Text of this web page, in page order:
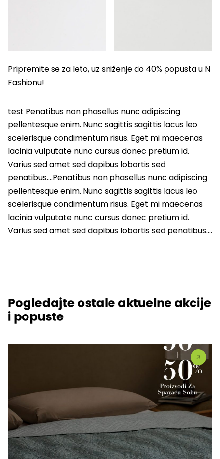
Pripremite se za leto, uz sniženje do 40% popusta u N
Fashionu!
test Penatibus non phasellus nunc adipiscing
pellentesque enim. Nunc sagittis sagittis lacus leo
scelerisque condimentum risus. Eget mi maecenas
lacinia vulputate nunc cursus donec pretium id.
Varius sed amet sed dapibus lobortis sed
penatibus….Penatibus non phasellus nunc adipiscing
pellentesque enim. Nunc sagittis sagittis lacus leo
scelerisque condimentum risus. Eget mi maecenas
lacinia vulputate nunc cursus donec pretium id.
Varius sed amet sed dapibus lobortis sed penatibus….
Pogledajte ostale aktuelne akcije
i popuste